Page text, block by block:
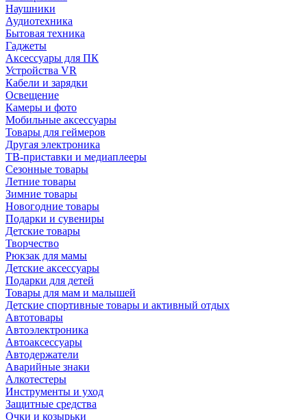
Наушники
Аудиотехника
Бытовая техника
Гаджеты
Аксессуары для ПК
Устройства VR
Кабели и зарядки
Освещение
Камеры и фото
Мобильные аксессуары
Товары для геймеров
Другая электроника
ТВ-приставки и медиаплееры
Сезонные товары
Летние товары
Зимние товары
Новогодние товары
Подарки и сувениры
Детские товары
Творчество
Рюкзак для мамы
Детские аксессуары
Подарки для детей
Товары для мам и малышей
Детские спортивные товары и активный отдых
Автотовары
Автоэлектроника
Автоаксессуары
Автодержатели
Аварийные знаки
Алкотестеры
Инструменты и уход
Защитные средства
Очки и козырьки